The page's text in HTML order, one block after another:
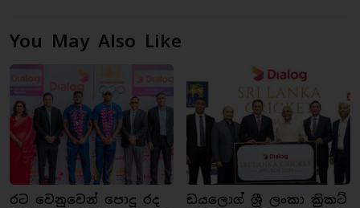
You May Also Like
රට වෙනුවෙන් පොදු රද
ඩයලොග් ශ්‍රී ලංකා ක්‍රිකට්